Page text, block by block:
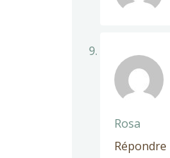
Rosa
Répondre